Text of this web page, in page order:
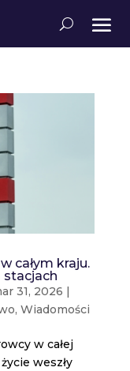
całym kraju.
stacjach
31, 2026 |
, Wiadomości
w całej
weszły